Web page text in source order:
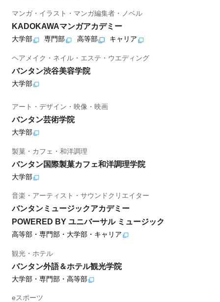
マンガ・イラスト・マンガ編集者・ノベル
KADOKAWAマンガアカデミー
大学部 専門部 高等部 キャリア
ヘアメイク・ネイル・エステ・ウエディング
バンタン渋谷美容学院
大学部
アート・デザイン・映像・映画
バンタン芸術学院
大学部
製菓・カフェ・和洋調理
バンタン国際製菓カフェ和洋調理学院
大学部
音楽・アーティスト・サウンドクリエイター
バンタンミュージックアカデミー
POWERED BY ユニバーサル ミュージック
高等部・専門部・大学部・キャリア
観光・ホテル
バンタン外語＆ホテル観光学院
大学部・専門部・高等部
eスポーツ